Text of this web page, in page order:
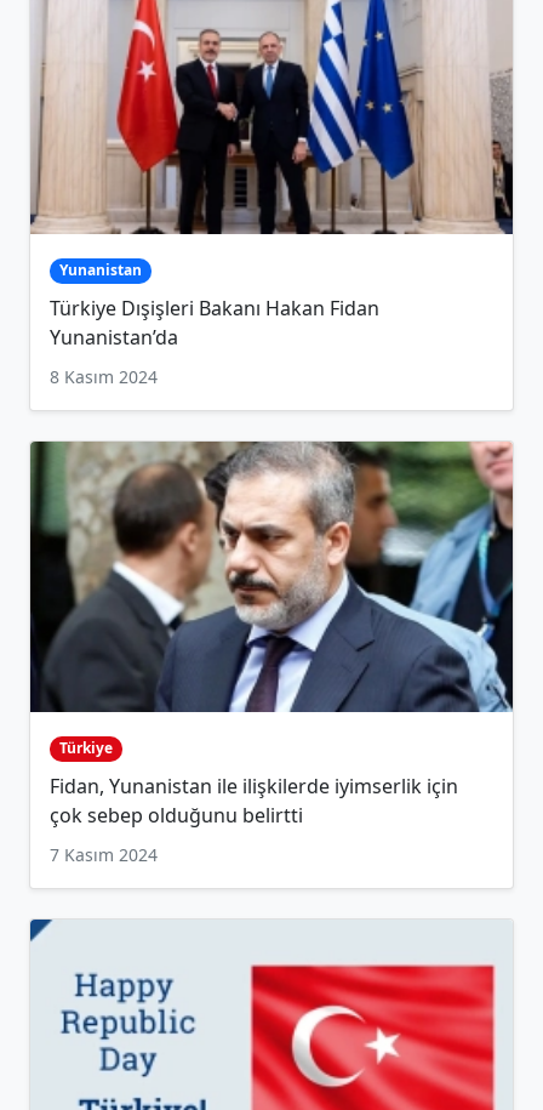
Yunanistan
Türkiye Dışişleri Bakanı Hakan Fidan
Yunanistan’da
8 Kasım 2024
Türkiye
Fidan, Yunanistan ile ilişkilerde iyimserlik için
çok sebep olduğunu belirtti
7 Kasım 2024